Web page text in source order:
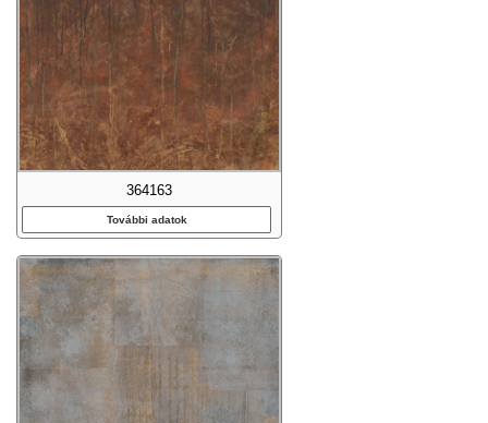
364163
További adatok